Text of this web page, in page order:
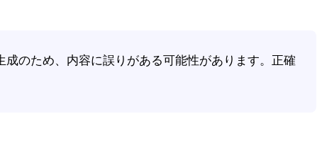
のため、内容に誤りがある可能性があります。正確